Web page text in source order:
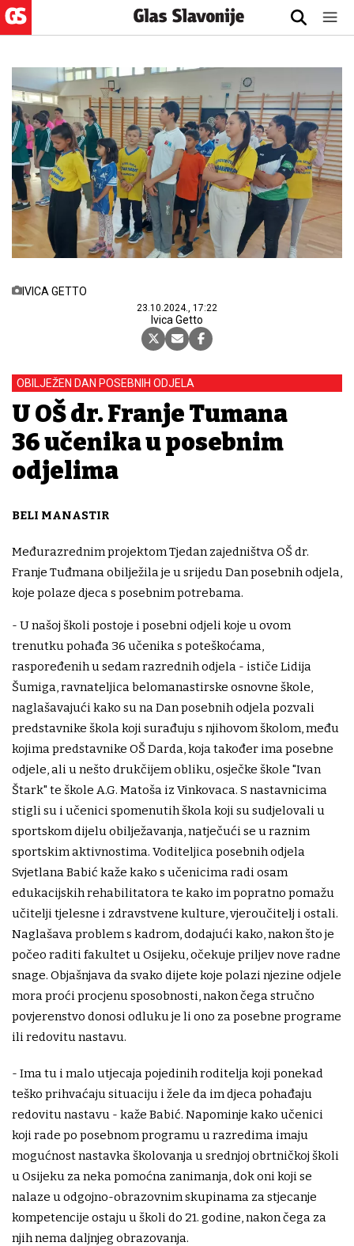
IVICA GETTO
23.10.2024., 17:22
Ivica Getto
OBILJEŽEN DAN POSEBNIH ODJELA
U OŠ dr. Franje Tuđmana
36 učenika u posebnim
odjelima
BELI MANASTIR
Međurazrednim projektom Tjedan zajedništva OŠ dr.
Franje Tuđmana obilježila je u srijedu Dan posebnih odjela,
koje polaze djeca s posebnim potrebama.
- U našoj školi postoje i posebni odjeli koje u ovom
trenutku pohađa 36 učenika s poteškoćama,
raspoređenih u sedam razrednih odjela - ističe Lidija
Šumiga, ravnateljica belomanastirske osnovne škole,
naglašavajući kako su na Dan posebnih odjela pozvali
predstavnike škola koji surađuju s njihovom školom, među
kojima predstavnike OŠ Darda, koja također ima posebne
odjele, ali u nešto drukčijem obliku, osječke škole "Ivan
Štark" te škole A.G. Matoša iz Vinkovaca. S nastavnicima
stigli su i učenici spomenutih škola koji su sudjelovali u
sportskom dijelu obilježavanja, natječući se u raznim
sportskim aktivnostima. Voditeljica posebnih odjela
Svjetlana Babić kaže kako s učenicima radi osam
edukacijskih rehabilitatora te kako im popratno pomažu
učitelji tjelesne i zdravstvene kulture, vjeroučitelj i ostali.
Naglašava problem s kadrom, dodajući kako, nakon što je
počeo raditi fakultet u Osijeku, očekuje priljev nove radne
snage. Objašnjava da svako dijete koje polazi njezine odjele
mora proći procjenu sposobnosti, nakon čega stručno
povjerenstvo donosi odluku je li ono za posebne programe
ili redovitu nastavu.
- Ima tu i malo utjecaja pojedinih roditelja koji ponekad
teško prihvaćaju situaciju i žele da im djeca pohađaju
redovitu nastavu - kaže Babić. Napominje kako učenici
koji rade po posebnom programu u razredima imaju
mogućnost nastavka školovanja u srednjoj obrtničkoj školi
u Osijeku za neka pomoćna zanimanja, dok oni koji se
nalaze u odgojno-obrazovnim skupinama za stjecanje
kompetencije ostaju u školi do 21. godine, nakon čega za
njih nema daljnjeg obrazovanja.